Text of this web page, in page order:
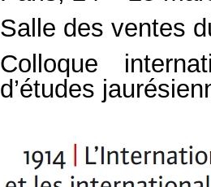
Salle des ventes
Colloque
d’études